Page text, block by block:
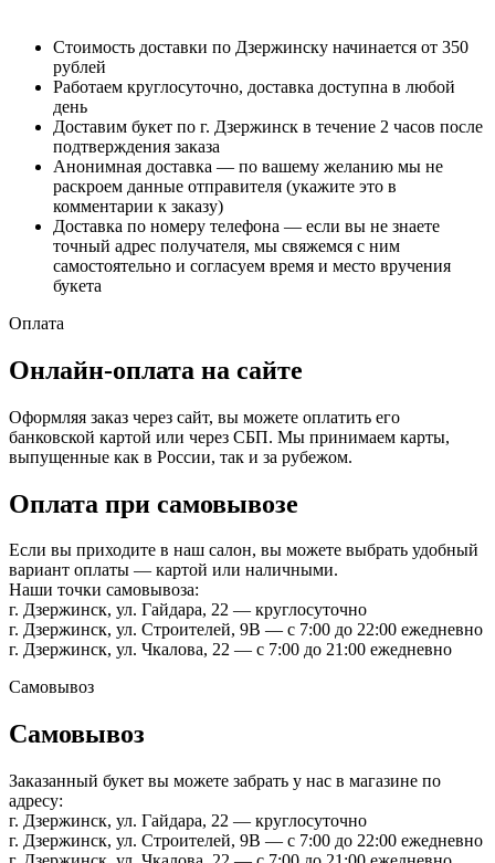
Стоимость доставки по Дзержинску начинается от 350
рублей
Работаем круглосуточно, доставка доступна в любой
день
Доставим букет по г. Дзержинск в течение 2 часов после
подтверждения заказа
Анонимная доставка — по вашему желанию мы не
раскроем данные отправителя (укажите это в
комментарии к заказу)
Доставка по номеру телефона — если вы не знаете
точный адрес получателя, мы свяжемся с ним
самостоятельно и согласуем время и место вручения
букета
Оплата
Онлайн-оплата на сайте
Оформляя заказ через сайт, вы можете оплатить его
банковской картой или через СБП. Мы принимаем карты,
выпущенные как в России, так и за рубежом.
Оплата при самовывозе
Если вы приходите в наш салон, вы можете выбрать удобный
вариант оплаты — картой или наличными.
Наши точки самовывоза:
г. Дзержинск, ул. Гайдара, 22 — круглосуточно
г. Дзержинск, ул. Строителей, 9В — с 7:00 до 22:00 ежедневно
г. Дзержинск, ул. Чкалова, 22 — с 7:00 до 21:00 ежедневно
Самовывоз
Самовывоз
Заказанный букет вы можете забрать у нас в магазине по
адресу:
г. Дзержинск, ул. Гайдара, 22 — круглосуточно
г. Дзержинск, ул. Строителей, 9В — с 7:00 до 22:00 ежедневно